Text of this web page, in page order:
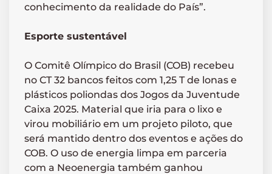
conhecimento da realidade do País”.
Esporte sustentável
O Comitê Olímpico do Brasil (COB) recebeu
no CT 32 bancos feitos com 1,25 T de lonas e
plásticos poliondas dos Jogos da Juventude
Caixa 2025. Material que iria para o lixo e
virou mobiliário em um projeto piloto, que
será mantido dentro dos eventos e ações do
COB. O uso de energia limpa em parceria
com a Neoenergia também ganhou